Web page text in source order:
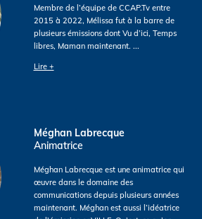
Membre de l’équipe de CCAP.Tv entre
2015 à 2022, Mélissa fut à la barre de
plusieurs émissions dont Vu d’ici, Temps
libres, Maman maintenant. ...
Lire +
Méghan Labrecque
Animatrice
Méghan Labrecque est une animatrice qui
œuvre dans le domaine des
communications depuis plusieurs années
maintenant. Méghan est aussi l’idéatrice